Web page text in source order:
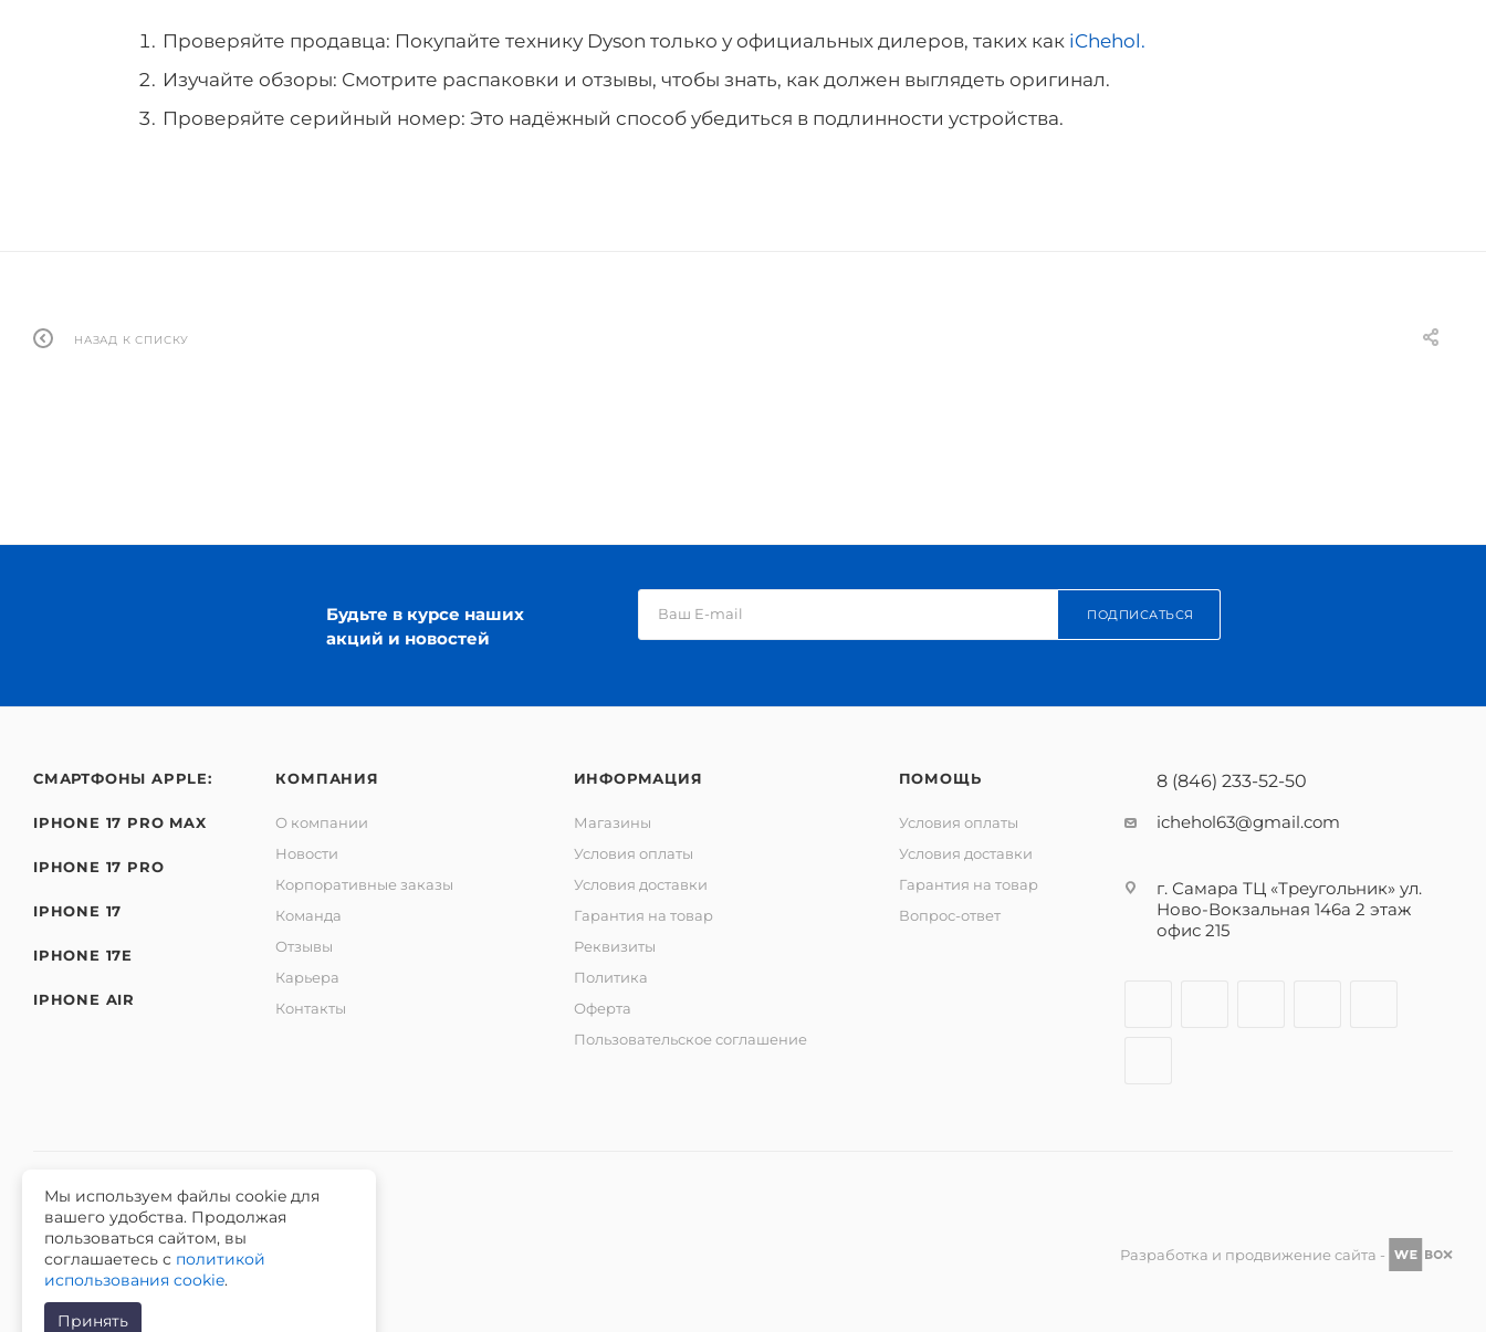
Проверяйте продавца: Покупайте технику Dyson только у официальных дилеров, таких как iChehol.
Изучайте обзоры: Смотрите распаковки и отзывы, чтобы знать, как должен выглядеть оригинал.
Проверяйте серийный номер: Это надёжный способ убедиться в подлинности устройства.
НАЗАД К СПИСКУ
Будьте в курсе наших
акций и новостей
ПОДПИСАТЬСЯ
СМАРТФОНЫ APPLE:
IPHONE 17 PRO MAX
IPHONE 17 PRO
IPHONE 17
IPHONE 17E
IPHONE AIR
КОМПАНИЯ
О компании
Новости
Корпоративные заказы
Команда
Отзывы
Карьера
Контакты
ИНФОРМАЦИЯ
Магазины
Условия оплаты
Условия доставки
Гарантия на товар
Реквизиты
Политика
Оферта
Пользовательское соглашение
ПОМОЩЬ
Условия оплаты
Условия доставки
Гарантия на товар
Вопрос-ответ
8 (846) 233-52-50
ichehol63@gmail.com
г. Самара ТЦ «Треугольник» ул.
Ново-Вокзальная 146а 2 этаж
офис 215
2026 © Интернет-магазин iЧехол.
ИНН 631911014100 ОГРНИП 315631300089311
Разработка и продвижение сайта -
Мы используем файлы cookie для
вашего удобства. Продолжая
пользоваться сайтом, вы
соглашаетесь с политикой
использования cookie.
Принять